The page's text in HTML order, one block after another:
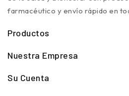
farmacéutico y envío rápido en
Productos
Nuestra Empresa
Su Cuenta